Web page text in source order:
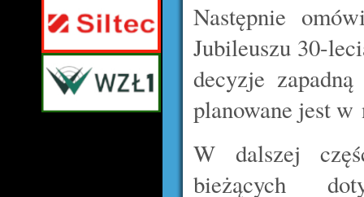
Następnie
Jubileuszu 30-
decyzje
planowane jest
W dalszej
bieżących